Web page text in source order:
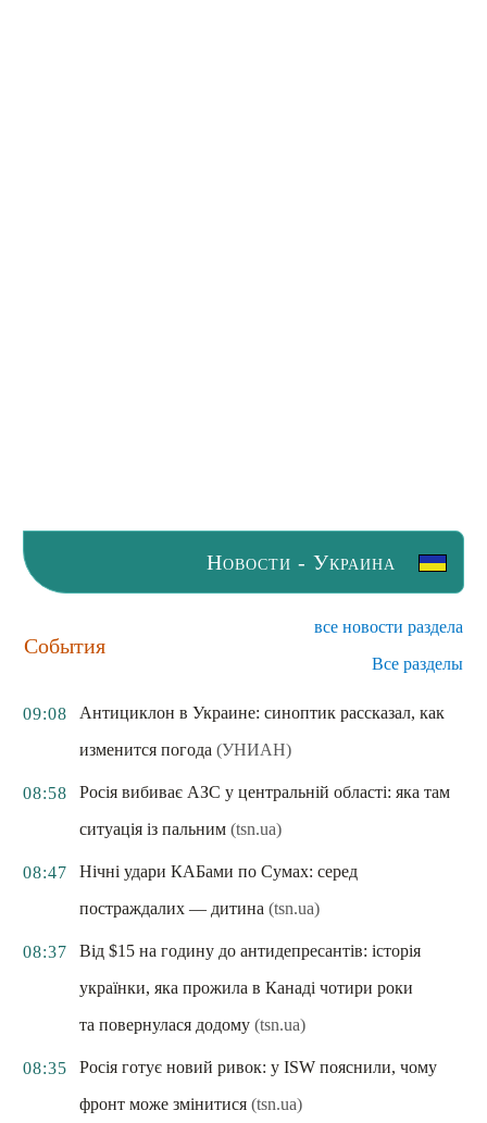
Новости - Украина
События
все новости раздела
Все разделы
09:08
Антициклон в Украине: синоптик рассказал, как
изменится погода (УНИАН)
08:58
Росія вибиває АЗС у центральній області: яка там
ситуація із пальним (tsn.ua)
08:47
Нічні удари КАБами по Сумах: серед
постраждалих — дитина (tsn.ua)
08:37
Від $15 на годину до антидепресантів: історія
українки, яка прожила в Канаді чотири роки
та повернулася додому (tsn.ua)
08:35
Росія готує новий ривок: у ISW пояснили, чому
фронт може змінитися (tsn.ua)